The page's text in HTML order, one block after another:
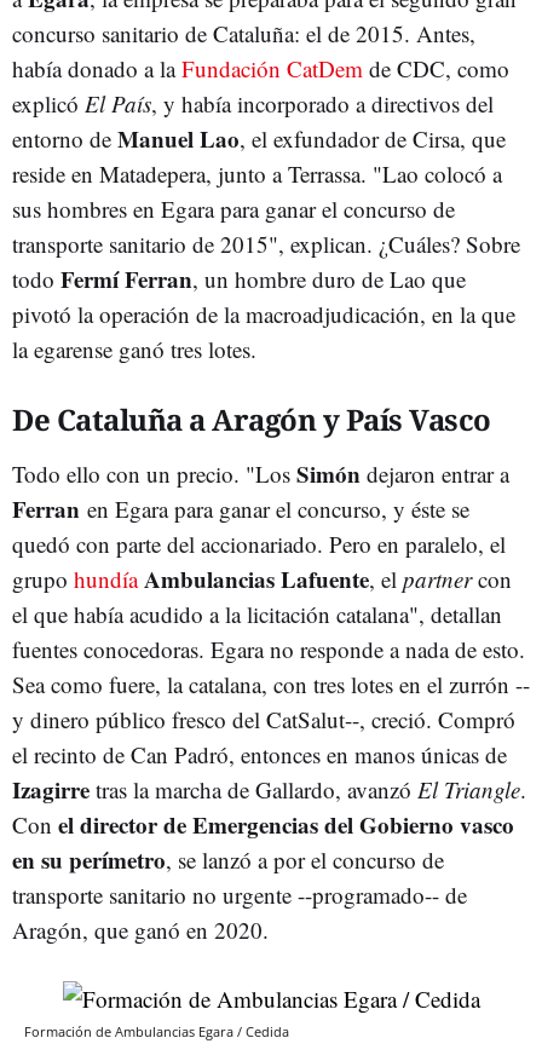
concurso sanitario de Cataluña: el de 2015. Antes,
había donado a laFundación CatDem de CDC, como
explicó El País, y había incorporado a directivos del
entorno de Manuel Lao, el exfundador de Cirsa, que
reside en Matadepera, junto a Terrassa. "Lao colocó a
sus hombres en Egara para ganar el concurso de
transporte sanitario de 2015", explican. ¿Cuáles? Sobre
todo Fermí Ferran, un hombre duro de Lao que
pivotó la operación de la macroadjudicación, en la que
la egarense ganó tres lotes.
De Cataluña a Aragón y País Vasco
Todo ello con un precio. "Los Simón dejaron entrar a
Ferran en Egara para ganar el concurso, y éste se
quedó con parte del accionariado. Pero en paralelo, el
grupo hundía Ambulancias Lafuente, el partnercon
el que había acudido a la licitación catalana", detallan
fuentes conocedoras. Egara no responde a nada de esto.
Sea como fuere, la catalana, con tres lotes en el zurrón --
y dinero público fresco del CatSalut--, creció. Compró
el recinto de Can Padró, entonces en manos únicas de
Izagirre tras la marcha de Gallardo, avanzó El Triangle.
Con el director de Emergencias del Gobierno vasco
en su perímetro, se lanzó a por el concurso de
transporte sanitario no urgente --programado-- de
Aragón, que ganó en 2020.
Formación de Ambulancias Egara / Cedida